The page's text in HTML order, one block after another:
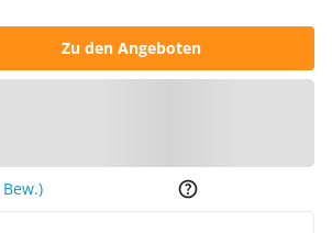
Zu den Angeboten
Bew.)